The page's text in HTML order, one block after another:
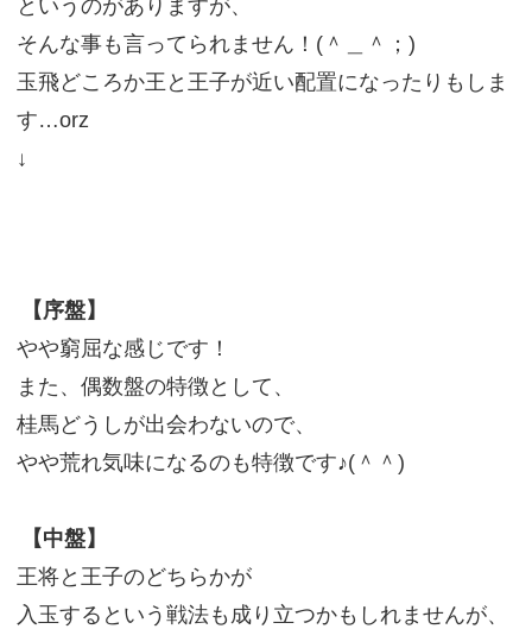
というのがありますが、
そんな事も言ってられません！(＾＿＾；)
玉飛どころか王と王子が近い配置になったりもしま
す…orz
↓
【序盤】
やや窮屈な感じです！
また、偶数盤の特徴として、
桂馬どうしが出会わないので、
やや荒れ気味になるのも特徴です♪(＾＾)
【中盤】
王将と王子のどちらかが
入玉するという戦法も成り立つかもしれませんが、